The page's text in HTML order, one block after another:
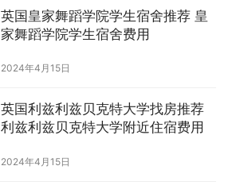
英国皇家舞蹈学院学生宿舍推荐 皇
家舞蹈学院学生宿舍费用
2024年4月15日
英国利兹利兹贝克特大学找房推荐
利兹利兹贝克特大学附近住宿费用
2024年4月15日